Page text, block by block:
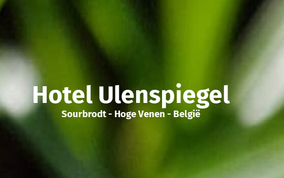
Hotel Ulenspiegel
Sourbrodt - Hoge Venen - België